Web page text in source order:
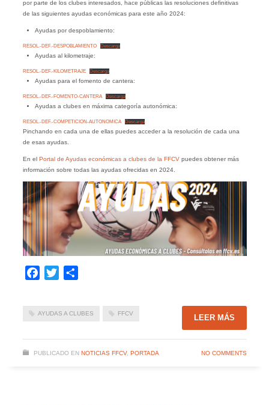
por parte de los clubes interesados, hace públicas las resoluciones definitivas
de las siguientes ayudas económicas para este año 2024:
Ayudas por despoblamiento:
RESOL.-DEF.-DESPOBLAMIENTO Descarga
Ayudas al kilometraje:
RESOL.-DEF.-KILOMETRAJE Descarga
Ayudas para el fomento de cantera:
RESOL.-DEF.-FOMENTO-CANTERA Descarga
Ayudas a clubes en máxima categoría autonómica:
RESOL.-DEF.-COMPETICION-AUTONOMICA Descarga
Pinchando en cada una de ellas puedes acceder a la resolución de cada una
de esas ayudas.
En elPortal de Ayudas económicas a clubes de la FFCVpuedes obtener más
información sobre todas las ayudas ofrecidas en 2024.
Facebook
Twitter
AYUDAS A CLUBES FFCV LEER MÁS
PUBLICADO EN NOTICIAS FFCV, PORTADA NO COMMENTS